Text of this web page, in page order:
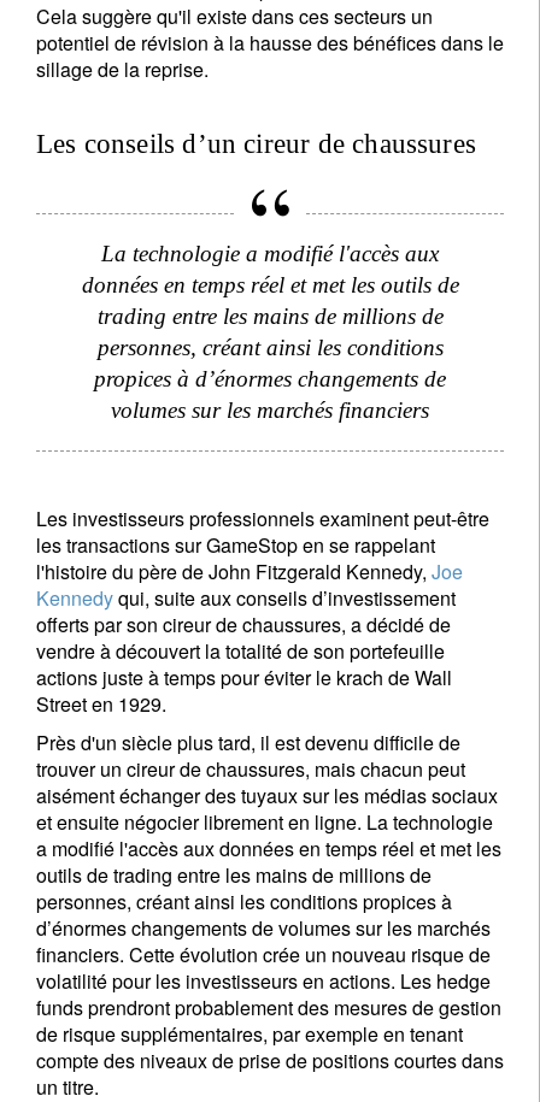
Cela suggère qu'il existe dans ces secteurs un
potentiel de révision à la hausse des bénéfices dans le
sillage de la reprise.
Les conseils d’un cireur de chaussures
La technologie a modifié l'accès aux
données en temps réel et met les outils de
trading entre les mains de millions de
personnes, créant ainsi les conditions
propices à d’énormes changements de
volumes sur les marchés financiers
Les investisseurs professionnels examinent peut-être
les transactions sur GameStop en se rappelant
l'histoire du père de John Fitzgerald Kennedy, Joe
Kennedyqui, suite aux conseils d’investissement
offerts par son cireur de chaussures, a décidé de
vendre à découvert la totalité de son portefeuille
actions juste à temps pour éviter le krach de Wall
Street en 1929.
Près d'un siècle plus tard, il est devenu difficile de
trouver un cireur de chaussures, mais chacun peut
aisément échanger des tuyaux sur les médias sociaux
et ensuite négocier librement en ligne. La technologie
a modifié l'accès aux données en temps réel et met les
outils de trading entre les mains de millions de
personnes, créant ainsi les conditions propices à
d’énormes changements de volumes sur les marchés
financiers. Cette évolution crée un nouveau risque de
volatilité pour les investisseurs en actions. Les hedge
funds prendront probablement des mesures de gestion
de risque supplémentaires, par exemple en tenant
compte des niveaux de prise de positions courtes dans
un titre.